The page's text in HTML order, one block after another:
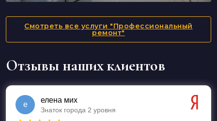
Смотреть все услуги "Профессиональный
ремонт"
Отзывы наших клиентов
е
елена мих
Знаток города 2 уровня